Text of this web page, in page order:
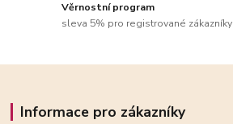
Věrnostní program
sleva 5% pro registrované zákazníky
Informace pro zákazníky